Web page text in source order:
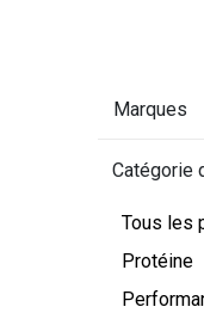
Marques
Catégorie
Tous les
Protéine